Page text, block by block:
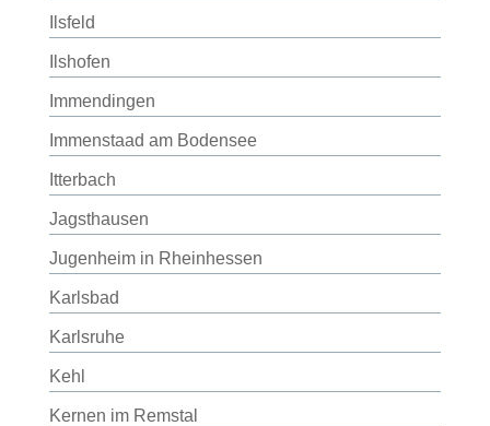
Ilsfeld
Ilshofen
Immendingen
Immenstaad am Bodensee
Itterbach
Jagsthausen
Jugenheim in Rheinhessen
Karlsbad
Karlsruhe
Kehl
Kernen im Remstal